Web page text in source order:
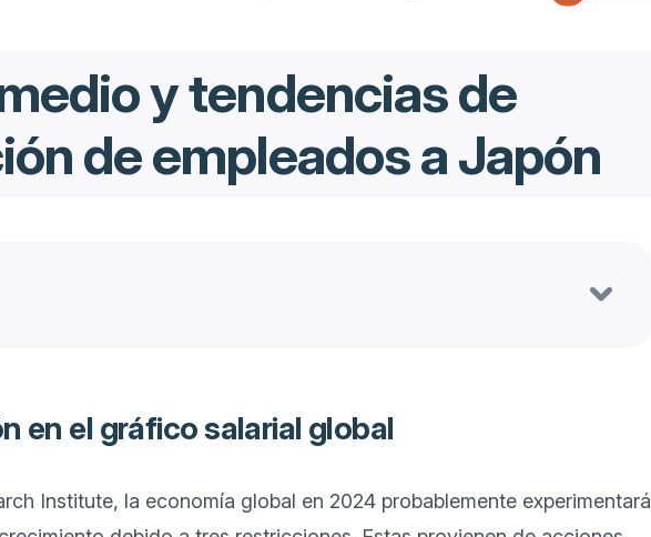
y tendencias de
de empleados a Japón
en el gráfico salarial global
Institute, la economía global en 2024 probablemente experimentará